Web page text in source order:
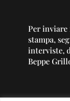
Per inviare
stampa,
interviste,
Beppe